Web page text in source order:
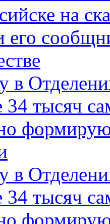
на
его
в
34 тысяч
в
34 тысяч